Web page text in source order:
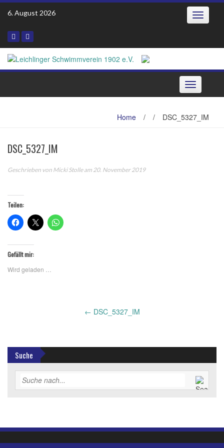
Skip
6. August 2026 Toggle
Toggle
navigation
Home / / DSC_5327_IM
DSC_5327_IM
Geschrieben von Micki Stolleam 20. November 2019
Teilen:
Gefällt mir:
Wird geladen …
← DSC_5327_IM
Suche